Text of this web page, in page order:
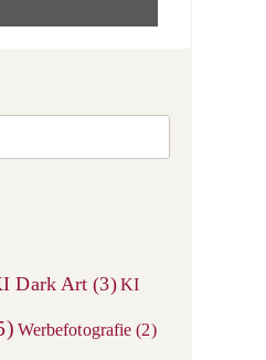
Dark Art (3)KI
Werbefotografie (2)